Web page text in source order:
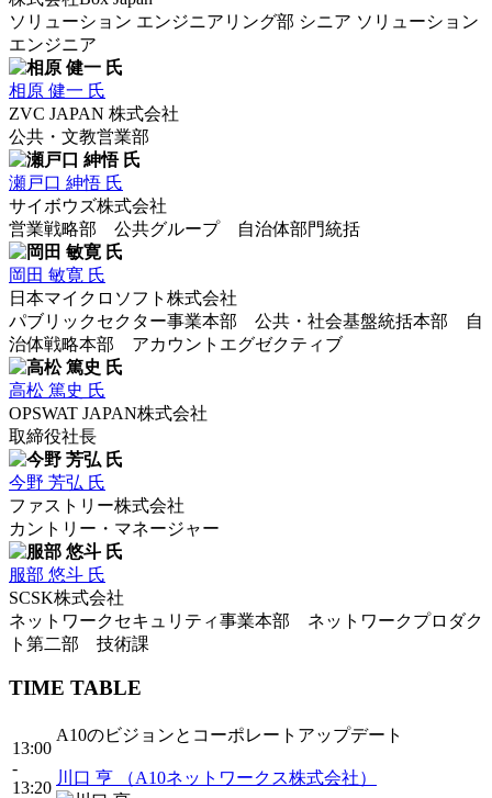
ソリューション エンジニアリング部 シニア ソリューション
エンジニア
相原 健一 氏
ZVC JAPAN 株式会社
公共・文教営業部
瀬戸口 紳悟 氏
サイボウズ株式会社
営業戦略部 公共グループ 自治体部門統括
岡田 敏寛 氏
日本マイクロソフト株式会社
パブリックセクター事業本部 公共・社会基盤統括本部 自
治体戦略本部 アカウントエグゼクティブ
高松 篤史 氏
OPSWAT JAPAN株式会社
取締役社長
今野 芳弘 氏
ファストリー株式会社
カントリー・マネージャー
服部 悠斗 氏
SCSK株式会社
ネットワークセキュリティ事業本部 ネットワークプロダク
ト第二部 技術課
TIME TABLE
13:00
-
13:20
A10のビジョンとコーポレートアップデート
川口 亨 （A10ネットワークス株式会社）